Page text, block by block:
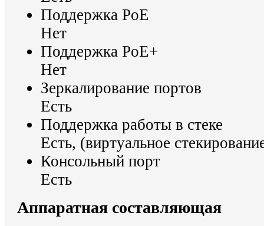
Поддержка PoE
Нет
Поддержка PoE+
Нет
Зеркалирование портов
Есть
Поддержка работы в стеке
Есть, (виртуальное
Консольный порт
Есть
Аппаратная составляющая